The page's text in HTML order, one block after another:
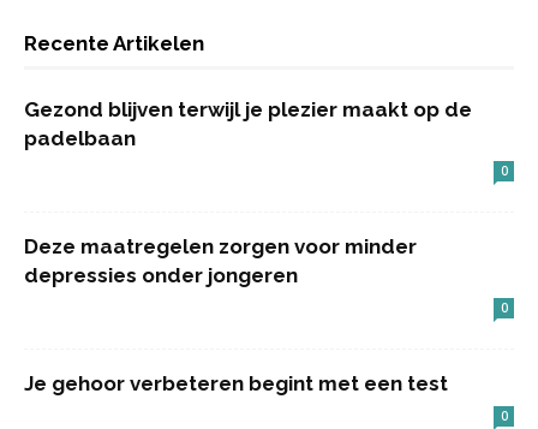
Recente Artikelen
Gezond blijven terwijl je plezier maakt op de
padelbaan
0
Deze maatregelen zorgen voor minder
depressies onder jongeren
0
Je gehoor verbeteren begint met een test
0